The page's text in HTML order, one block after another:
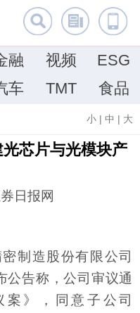
融 视频
ESG
车 TMT 食品
小 | 中 | 大
芯片与光模块产
日报网
制造股份有限公司
公告称，公司审议通
》，同意子公司